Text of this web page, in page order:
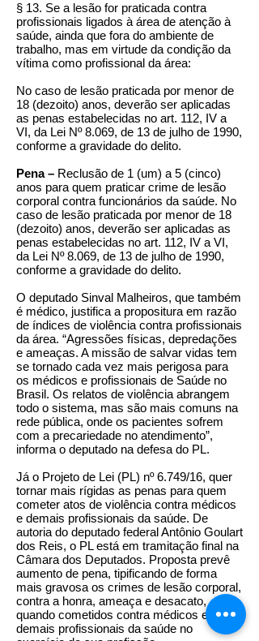
§ 13. Se a lesão for praticada contra
profissionais ligados à área de atenção à
saúde, ainda que fora do ambiente de
trabalho, mas em virtude da condição da
vítima como profissional da área:
No caso de lesão praticada por menor de
18 (dezoito) anos, deverão ser aplicadas
as penas estabelecidas no art. 112, IV a
VI, da Lei Nº 8.069, de 13 de julho de 1990,
conforme a gravidade do delito.
Pena – Reclusão de 1 (um) a 5 (cinco)
anos para quem praticar crime de lesão
corporal contra funcionários da saúde. No
caso de lesão praticada por menor de 18
(dezoito) anos, deverão ser aplicadas as
penas estabelecidas no art. 112, IV a VI,
da Lei Nº 8.069, de 13 de julho de 1990,
conforme a gravidade do delito.
O deputado Sinval Malheiros, que também
é médico, justifica a propositura em razão
de índices de violência contra profissionais
da área. “Agressões físicas, depredações
e ameaças. A missão de salvar vidas tem
se tornado cada vez mais perigosa para
os médicos e profissionais de Saúde no
Brasil. Os relatos de violência abrangem
todo o sistema, mas são mais comuns na
rede pública, onde os pacientes sofrem
com a precariedade no atendimento”,
informa o deputado na defesa do PL.
Já o Projeto de Lei (PL) nº 6.749/16, quer
tornar mais rígidas as penas para quem
cometer atos de violência contra médicos
e demais profissionais da saúde. De
autoria do deputado federal Antônio Goulart
dos Reis, o PL está em tramitação final na
Câmara dos Deputados. Proposta prevê
aumento de pena, tipificando de forma
mais gravosa os crimes de lesão corporal,
contra a honra, ameaça e desacato,
quando cometidos contra médicos e
demais profissionais da saúde no